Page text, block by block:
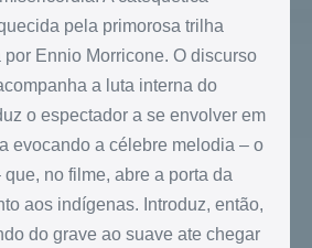
pela primorosa trilha
Ennio Morricone. O discurso
a luta interna do
o espectador a se envolver em
evocando a célebre melodia – o
no filme, abre a porta da
aos indígenas. Introduz, então,
do grave ao suave ate chegar